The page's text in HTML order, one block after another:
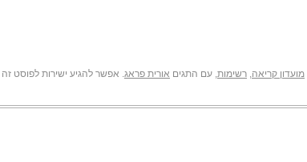
מועדון קריאה, רשימות, עם התגים אורית פראג. אפשר להגיע ישירות לפוסט זה